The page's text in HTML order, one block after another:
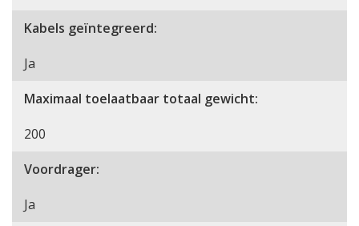
Kabels geïntegreerd:
Ja
Maximaal toelaatbaar totaal gewicht:
200
Voordrager:
Ja